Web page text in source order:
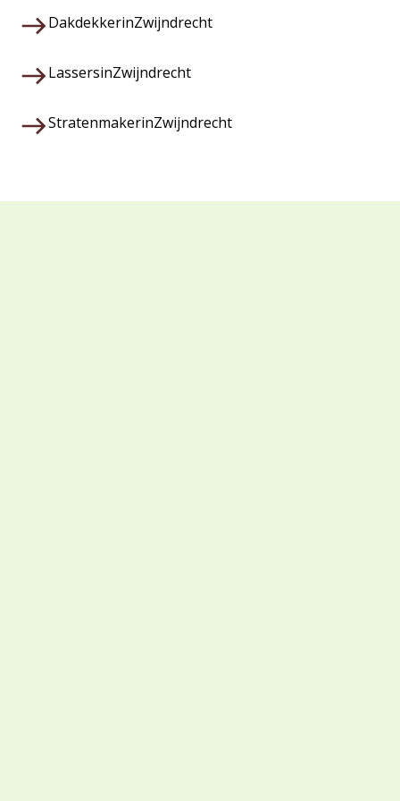
DakdekkerinZwijndrecht
LassersinZwijndrecht
StratenmakerinZwijndrecht